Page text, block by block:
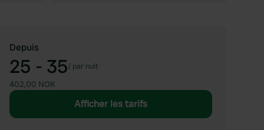
Depuis
25 - 35/ par nuit
402,00 NOK
Afficher les tarifs